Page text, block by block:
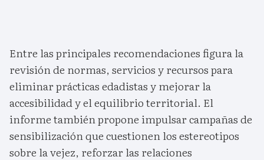
Entre las principales recomendaciones figura la
revisión de normas, servicios y recursos para
eliminar prácticas edadistas y mejorar la
accesibilidad y el equilibrio territorial. El
informe también propone impulsar campañas de
sensibilización que cuestionen los estereotipos
sobre la vejez, reforzar las relaciones